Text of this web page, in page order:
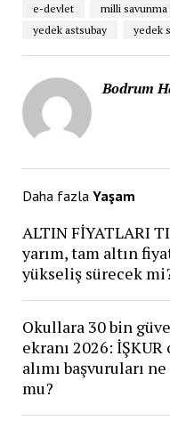
e-devlet
milli savunma
yedek astsubay
yedek
Bodrum
Daha fazla Yaşam
ALTIN FİYATLARI
yarım, tam altın
yükseliş sürecek
Okullara 30 bin
ekranı 2026:
alımı başvuruları
mu?